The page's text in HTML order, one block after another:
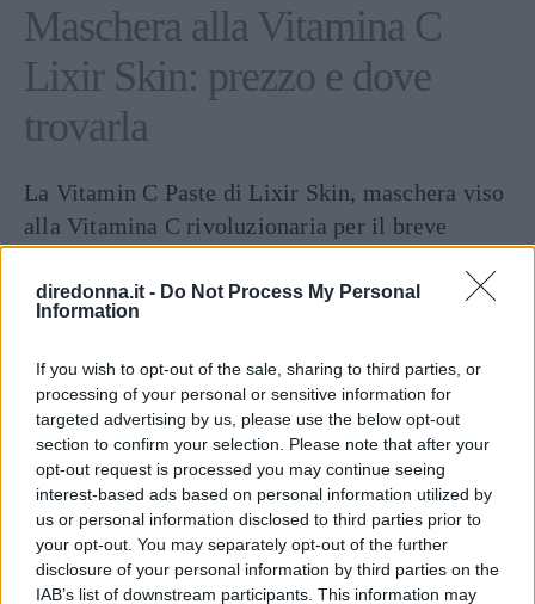
diredonna.it - Do Not Process My Personal
Information
If you wish to opt-out of the sale, sharing to third parties, or
processing of your personal or sensitive information for
targeted advertising by us, please use the below opt-out
section to confirm your selection. Please note that after your
opt-out request is processed you may continue seeing
interest-based ads based on personal information utilized by
us or personal information disclosed to third parties prior to
your opt-out. You may separately opt-out of the further
disclosure of your personal information by third parties on the
IAB’s list of downstream participants. This information may
Maschera alla Vitamina C
Lixir Skin: prezzo e dove
trovarla
La Vitamin C Paste di Lixir Skin, maschera viso
alla Vitamina C rivoluzionaria per il breve
confezione da 50ml sul sito del brand e
sull’ecommerce di
si trova al prezzo di 39 euro
. Se vivete sul Lago
di Garda, non perdete la possibilità di toccare
con mano il prodotto e scoprire tutta la gamma
Lixir Skin: Green Soul Cosmetics ha infatti una
sede fisica aSalòdove si possono conoscere e
acquistare alcune delle realtà beauty naturali e
biologiche migliori al mondo, tutti brand
organici e naturali di nicchia, rigorosi nella